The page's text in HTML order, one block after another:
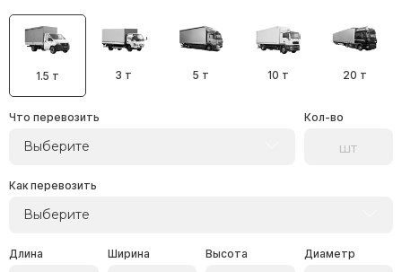
1.5 т 3 т 5 т 10 т 20 т
Что перевозить
Выберите
Кол-во
Как перевозить
Выберите
Длина Ширина Высота Диаметр